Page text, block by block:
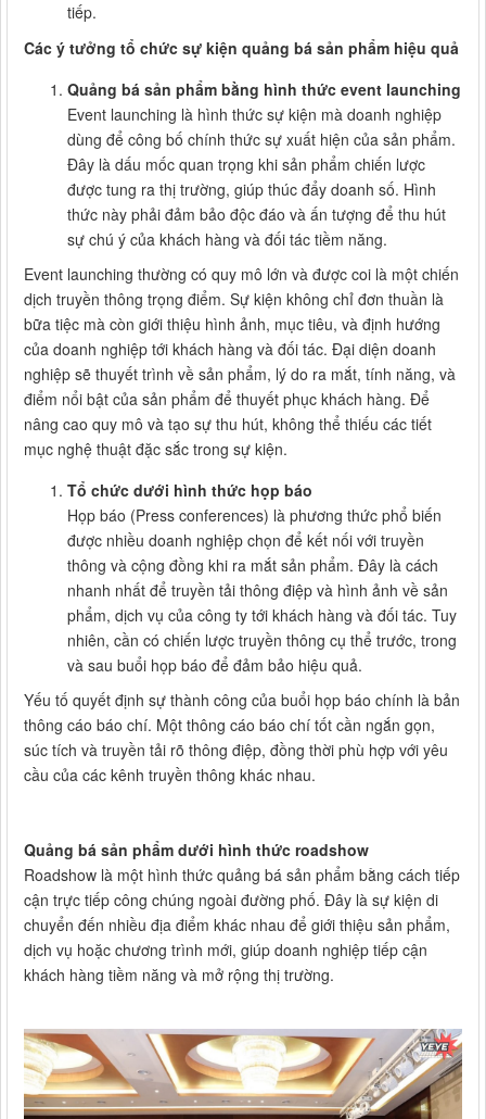
tiếp.
Các ý tưởng tổ chức sự kiện quảng bá sản phẩm hiệu quả
Quảng bá sản phẩm bằng hình thức event launching
Event launching là hình thức sự kiện mà doanh nghiệp
dùng để công bố chính thức sự xuất hiện của sản phẩm.
Đây là dấu mốc quan trọng khi sản phẩm chiến lược
được tung ra thị trường, giúp thúc đẩy doanh số. Hình
thức này phải đảm bảo độc đáo và ấn tượng để thu hút
sự chú ý của khách hàng và đối tác tiềm năng.
Event launching thường có quy mô lớn và được coi là một chiến
dịch truyền thông trọng điểm. Sự kiện không chỉ đơn thuần là
bữa tiệc mà còn giới thiệu hình ảnh, mục tiêu, và định hướng
của doanh nghiệp tới khách hàng và đối tác. Đại diện doanh
nghiệp sẽ thuyết trình về sản phẩm, lý do ra mắt, tính năng, và
điểm nổi bật của sản phẩm để thuyết phục khách hàng. Để
nâng cao quy mô và tạo sự thu hút, không thể thiếu các tiết
mục nghệ thuật đặc sắc trong sự kiện.
Tổ chức dưới hình thức họp báo
Họp báo (Press conferences) là phương thức phổ biến
được nhiều doanh nghiệp chọn để kết nối với truyền
thông và cộng đồng khi ra mắt sản phẩm. Đây là cách
nhanh nhất để truyền tải thông điệp và hình ảnh về sản
phẩm, dịch vụ của công ty tới khách hàng và đối tác. Tuy
nhiên, cần có chiến lược truyền thông cụ thể trước, trong
và sau buổi họp báo để đảm bảo hiệu quả.
Yếu tố quyết định sự thành công của buổi họp báo chính là bản
thông cáo báo chí. Một thông cáo báo chí tốt cần ngắn gọn,
súc tích và truyền tải rõ thông điệp, đồng thời phù hợp với yêu
cầu của các kênh truyền thông khác nhau.
Quảng bá sản phẩm dưới hình thức roadshow
Roadshow là một hình thức quảng bá sản phẩm bằng cách tiếp
cận trực tiếp công chúng ngoài đường phố. Đây là sự kiện di
chuyển đến nhiều địa điểm khác nhau để giới thiệu sản phẩm,
dịch vụ hoặc chương trình mới, giúp doanh nghiệp tiếp cận
khách hàng tiềm năng và mở rộng thị trường.